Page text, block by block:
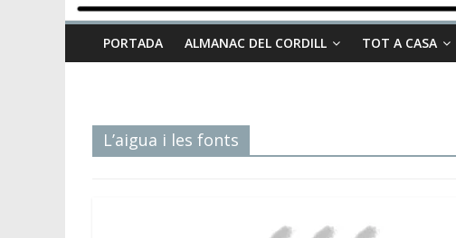
PORTADA ALMANAC DEL CORDILL TOT A CASA
L’aigua i les fonts